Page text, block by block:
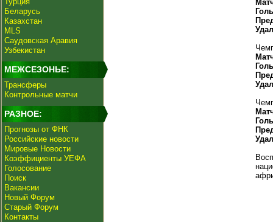
Беларусь
Казахстан
MLS
Саудовская Аравия
Узбекистан
МЕЖСЕЗОНЬЕ:
Трансферы
Контрольные матчи
РАЗНОЕ:
Прогнозы от ФНК
Российские новости
Мировые Новости
Коэффициенты УЕФА
Голосование
Поиск
Вакансии
Новый Форум
Старый Форум
Контакты